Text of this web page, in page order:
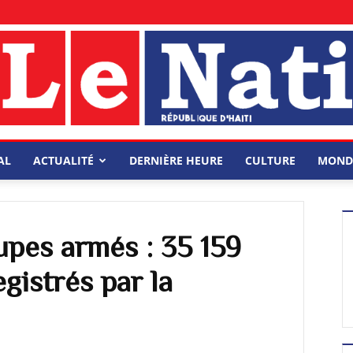
ACTUALITÉ DERNIÈRE HEURE CULTURE
armés : 35 159
par la